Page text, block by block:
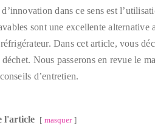
dans ce sens est
sont une excellente
Dans cet article, vous
Nous passerons en revue le
d’entretien.
l'article masquer